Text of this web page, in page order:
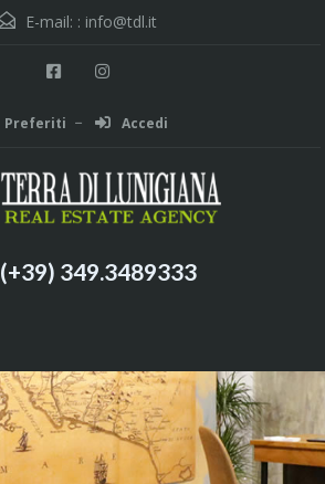
E-mail: : info@tdl.it
Preferiti Accedi
(+39) 349.3489333